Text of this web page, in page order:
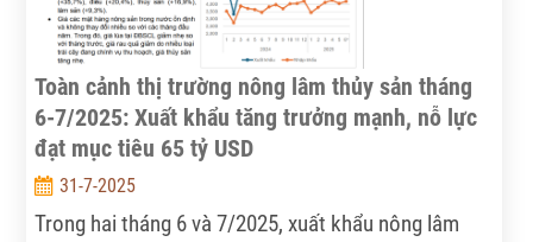
Toàn cảnh thị trường nông lâm thủy sản tháng
6-7/2025: Xuất khẩu tăng trưởng mạnh, nỗ lực
đạt mục tiêu 65 tỷ USD
31-7-2025
Trong hai tháng 6 và 7/2025, xuất khẩu nông lâm